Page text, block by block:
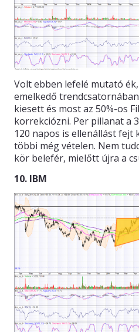
Volt ebben lefelé mutató
emelkedő
kiesett és most az 50%-os
korrekciózni. Per pillanat a
120 napos is ellenállást fejt
többi még vételen. Nem
kör belefér, mielőtt újra a
10. IBM